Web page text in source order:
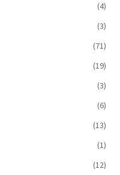
(4)
(3)
(71)
(19)
(3)
(6)
(13)
(1)
(12)